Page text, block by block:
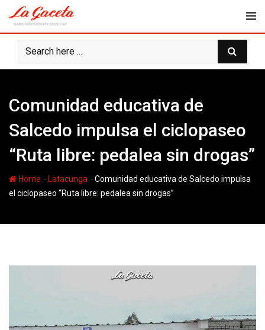
content
Comunidad educativa de
Salcedo impulsa el ciclopaseo
“Ruta libre: pedalea sin drogas”
Home - Latacunga -Comunidad educativa de Salcedo impulsa
el ciclopaseo “Ruta libre: pedalea sin drogas”